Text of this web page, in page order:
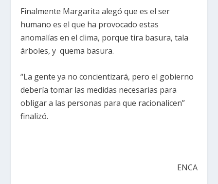
Finalmente Margarita alegó que es el ser
humano es el que ha provocado estas
anomalías en el clima, porque tira basura, tala
árboles, y quema basura.
“La gente ya no concientizará, pero el gobierno
debería tomar las medidas necesarias para
obligar a las personas para que racionalicen”
finalizó.
ENCA